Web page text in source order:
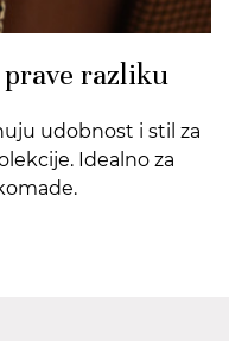
razliku
udobnost i stil za
Idealno za